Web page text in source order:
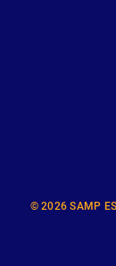
© 2026 SAMP